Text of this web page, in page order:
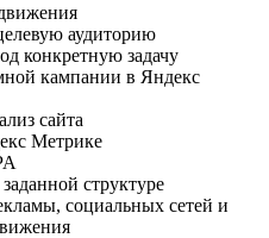
аудиторию
конкретную задачу
кампании в Яндекс
сайта
Метрике
структуре
социальных сетей и